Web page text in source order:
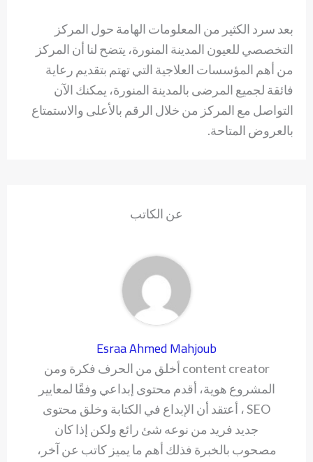
بعد سرد الكثير من المعلومات الهامة حول المركز
التخصصي للعيون المدينة المنورة، يتضح لنا أن المركز
من أهم المؤسسات العلاجية التي تهتم بتقديم رعاية
فائقة لجميع المرضى بالمدينة المنورة، يمكنك الآن
التواصل مع المركز من خلال الرقم بالأعلى والاستمتاع
بالعروض المتاحة.
عن الكاتب
Esraa Ahmed Mahjoub
content creator أخلق من الحرف فكرة ومن
المشروع هوية، أقدم محتوى إبداعي وفقًا لمعايير
SEO ، أعتقد أن الإبداع في الكتابة وخلق محتوى
جديد فريد من نوعه شئ رائع ولكن إذا كان
مصحوب بالخبرة فذلك أهم ما يميز كاتب عن آخر،